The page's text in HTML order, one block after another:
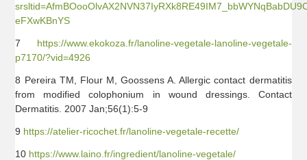
eFXwKBnYS
7 https://www.ekokoza.fr/lanoline-vegetale-lanoline-vegetale-
p7170/?vid=4926
8 Pereira TM, Flour M, Goossens A. Allergic contact dermatitis
from modified colophonium in wound dressings. Contact
Dermatitis. 2007 Jan;56(1):5-9
9 https://atelier-ricochet.fr/lanoline-vegetale-recette/
10 https://www.laino.fr/ingredient/lanoline-vegetale/